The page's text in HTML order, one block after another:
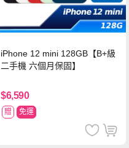
iPhone 12 mini 128GB【B+級
二手機 六個月保固】
$6,590
贈 免運